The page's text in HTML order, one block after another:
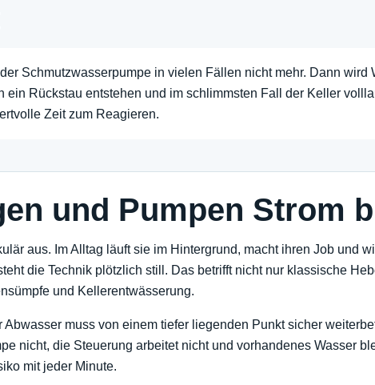
Schmutzwasserpumpe in vielen Fällen nicht mehr. Dann wird
ein Rückstau entstehen und im schlimmsten Fall der Keller
Zeit zum Reagieren.
und Pumpen Strom
aus. Im Alltag läuft sie im Hintergrund, macht ihren Job und
die Technik plötzlich still. Das betrifft nicht nur klassische
und Kellerentwässerung.
Abwasser muss von einem tiefer liegenden Punkt sicher
nicht, die Steuerung arbeitet nicht und vorhandenes Wasser
mit jeder Minute.